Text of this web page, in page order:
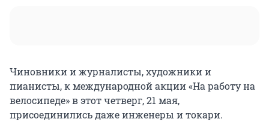
Чиновники и журналисты, художники и
пианисты, к международной акции «На работу на
велосипеде» в этот четверг, 21 мая,
присоединились даже инженеры и токари.